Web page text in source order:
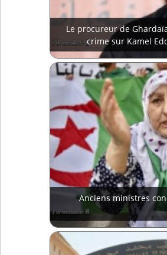
Le procureur de
crime sur Kamel
Anciens ministres